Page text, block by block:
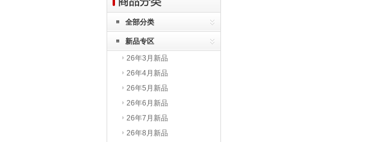
全部分类
新品专区
26年3月新品
26年4月新品
26年5月新品
26年6月新品
26年7月新品
26年8月新品